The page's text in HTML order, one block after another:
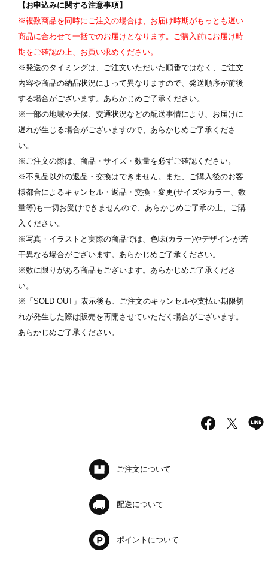
【お申込みに関する注意事項】
※複数商品を同時にご注文の場合は、お届け時期がもっとも遅い
商品に合わせて一括でのお届けとなります。ご購入前にお届け時
期をご確認の上、お買い求めください。
※発送のタイミングは、ご注文いただいた順番ではなく、ご注文
内容や商品の納品状況によって異なりますので、発送順序が前後
する場合がございます。あらかじめご了承ください。
※一部の地域や天候、交通状況などの配送事情により、お届けに
遅れが生じる場合がございますので、あらかじめご了承くださ
い。
※ご注文の際は、商品・サイズ・数量を必ずご確認ください。
※不良品以外の返品・交換はできません。また、ご購入後のお客
様都合によるキャンセル・返品・交換・変更(サイズやカラー、数
量等)も一切お受けできませんので、あらかじめご了承の上、ご購
入ください。
※写真・イラストと実際の商品では、色味(カラー)やデザインが若
干異なる場合がございます。あらかじめご了承ください。
※数に限りがある商品もございます。あらかじめご了承くださ
い。
※「SOLD OUT」表示後も、ご注文のキャンセルや支払い期限切
れが発生した際は販売を再開させていただく場合がございます。
あらかじめご了承ください。
ご注文について
配送について
ポイントについて
写真を選択
※ 写真は配置後も変更できます